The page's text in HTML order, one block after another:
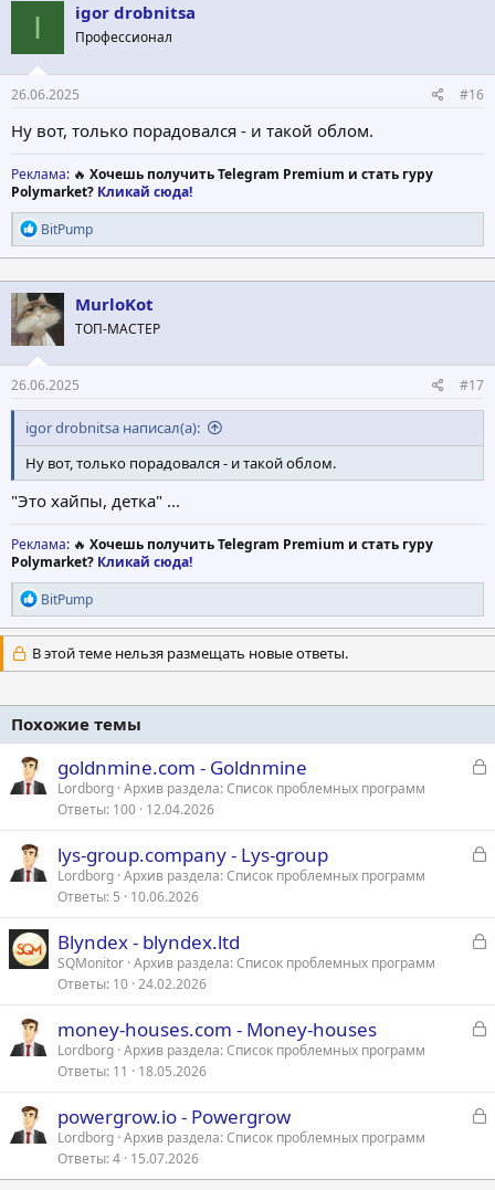
I igor drobnitsa
Профессионал
26.06.2025 #16
Ну вот, только порадовался - и такой облом.
Реклама: 🔥 Хочешь получить Telegram Premium и стать гуру
Polymarket? Кликай сюда!
Р
е
а
к
ц
и
и
:
BitPump
MurloKot
ТОП-МАСТЕР
26.06.2025 #17
igor drobnitsa написал(а):
Ну вот, только порадовался - и такой облом.
"Это хайпы, детка" ...
Реклама: 🔥 Хочешь получить Telegram Premium и стать гуру
Polymarket? Кликай сюда!
Р
е
а
к
ц
и
:
BitPump
В этой теме нельзя размещать новые ответы.
Похожие темы
З
goldnmine.com - Goldnmine
Lordborg Архив раздела: Список проблемных программ
Ответы 100 12.04.2026
З
lys-group.company - Lys-group
Lordborg Архив раздела: Список проблемных программ
Ответы 5 10.06.2026
З
Blyndex - blyndex.ltd
SQMonitor Архив раздела: Список проблемных программ
Ответы 10 24.02.2026
З
money-houses.com - Money-houses
Lordborg Архив раздела: Список проблемных программ
Ответы 11 18.05.2026
З
р
powergrow.io - Powergrow
Lordborg Архив раздела: Список проблемных программ
Ответы 4 15.07.2026